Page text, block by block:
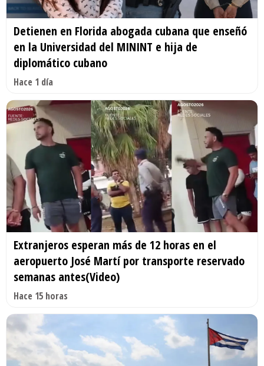
Detienen en Florida abogada cubana que enseñó
en la Universidad del MININT e hija de
diplomático cubano
Hace 1 día
Extranjeros esperan más de 12 horas en el
aeropuerto José Martí por transporte reservado
semanas antes(Video)
Hace 15 horas